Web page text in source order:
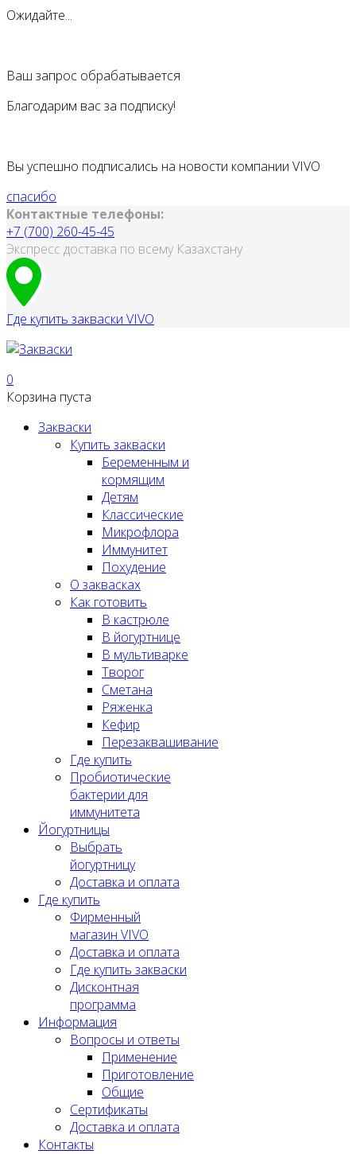
Ожидайте...
Ваш запрос обрабатывается
Благодарим вас за подписку!
Вы успешно подписались на новости компании VIVO
спасибо
Контактные телефоны:
+7 (700) 260-45-45
Экспресс доставка по всему Казахстану
Где купить закваски VIVO
0
Корзина пуста
Закваски
Купить закваски
Беременным и
кормящим
Детям
Классические
Микрофлора
Иммунитет
Похудение
О заквасках
Как готовить
В кастрюле
В йогуртнице
В мультиварке
Творог
Сметана
Ряженка
Кефир
Перезаквашивание
Где купить
Пробиотические
бактерии для
иммунитета
Йогуртницы
Выбрать
йогуртницу
Доставка и оплата
Где купить
Фирменный
магазин VIVO
Доставка и оплата
Где купить закваски
Дисконтная
программа
Информация
Вопросы и ответы
Применение
Приготовление
Общие
Сертификаты
Доставка и оплата
Контакты